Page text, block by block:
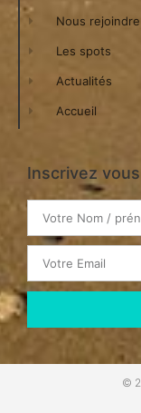
Nous rejoindre
Les spots
Actualités
Accueil
Inscrivez
©